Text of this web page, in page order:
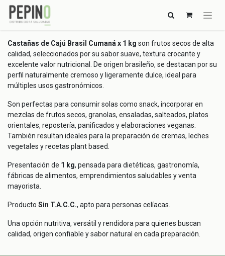
Castañas de Cajú Brasil Cumaná x 1 kg son frutos secos de alta
calidad, seleccionados por su sabor suave, textura crocante y
excelente valor nutricional. De origen brasileño, se destacan por su
perfil naturalmente cremoso y ligeramente dulce, ideal para
múltiples usos gastronómicos.
Son perfectas para consumir solas como snack, incorporar en
mezclas de frutos secos, granolas, ensaladas, salteados, platos
orientales, repostería, panificados y elaboraciones veganas.
También resultan ideales para la preparación de cremas, leches
vegetales y recetas plant based.
Presentación de 1 kg, pensada para dietéticas, gastronomía,
fábricas de alimentos, emprendimientos saludables y venta
mayorista.
Producto Sin T.A.C.C., apto para personas celíacas.
Una opción nutritiva, versátil y rendidora para quienes buscan
calidad, origen confiable y sabor natural en cada preparación.